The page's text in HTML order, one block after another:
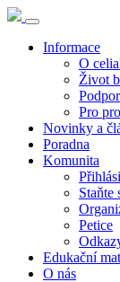
Informace
O
Život
Pro
Novinky a
Poradna
Komunita
Staňte
Petice
Edukační
O nás